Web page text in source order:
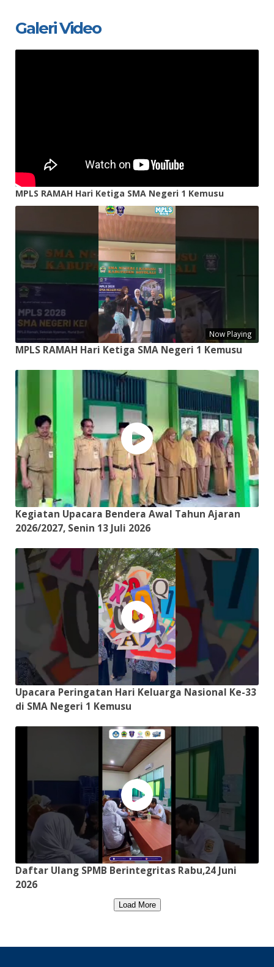
Galeri Video
MPLS RAMAH Hari Ketiga SMA Negeri 1 Kemusu
Now Playing
MPLS RAMAH Hari Ketiga SMA Negeri 1 Kemusu
Kegiatan Upacara Bendera Awal Tahun Ajaran
2026/2027, Senin 13 Juli 2026
Upacara Peringatan Hari Keluarga Nasional Ke-33
di SMA Negeri 1 Kemusu
Daftar Ulang SPMB Berintegritas Rabu,24 Juni
2026
Load More